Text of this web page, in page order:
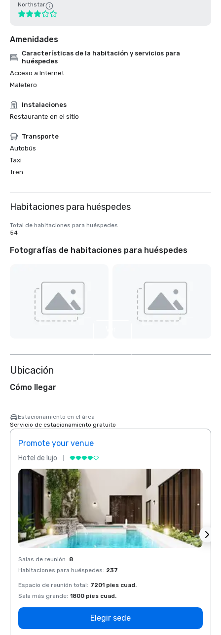
Northstar
Amenidades
Características de la habitación y servicios para
huéspedes
Acceso a Internet
Maletero
Instalaciones
Restaurante en el sitio
Transporte
Autobús
Taxi
Tren
Habitaciones para huéspedes
Total de habitaciones para huéspedes
54
Fotografías de habitaciones para huéspedes
Ubicación
Cómo llegar
Estacionamiento en el área
Servicio de estacionamiento gratuito
Promote your venue
Hotel de lujo
Salas de reunión: 8
Habitaciones para huéspedes: 237
Espacio de reunión total: 7201 pies cuad.
Sala más grande: 1800 pies cuad.
Elegir sede